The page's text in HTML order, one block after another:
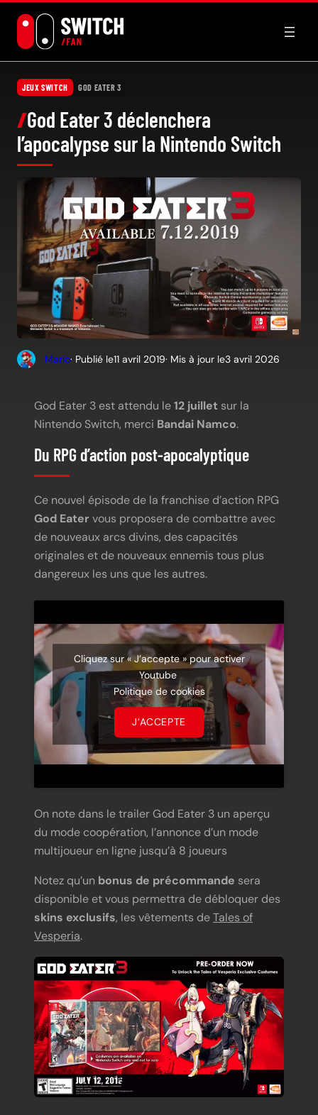
contenu
JEUX SWITCH GOD EATER 3
God Eater 3 déclenchera
l’apocalypse sur la Nintendo Switch
Mario· Publié le11 avril 2019· Mis à jour le3 avril 2026
God Eater 3 est attendu le12 juillet sur la
Nintendo Switch, merci Bandai Namco.
Du RPG d’action post-apocalyptique
Ce nouvel épisode de la franchise d’action RPG
God Eater vous proposera de combattre avec
de nouveaux arcs divins, des capacités
originales et de nouveaux ennemis tous plus
dangereux les uns que les autres.
Cliquez sur « J’accepte » pour activer
Youtube
Politique de cookies
J’ACCEPTE
On note dans le trailer God Eater 3 un aperçu
du mode coopération, l’annonce d’un mode
multijoueur en ligne jusqu’à 8 joueurs
Notez qu’un bonus de précommande sera
disponible et vous permettra de débloquer des
skins exclusifs, les vêtements deTales of
Vesperia.